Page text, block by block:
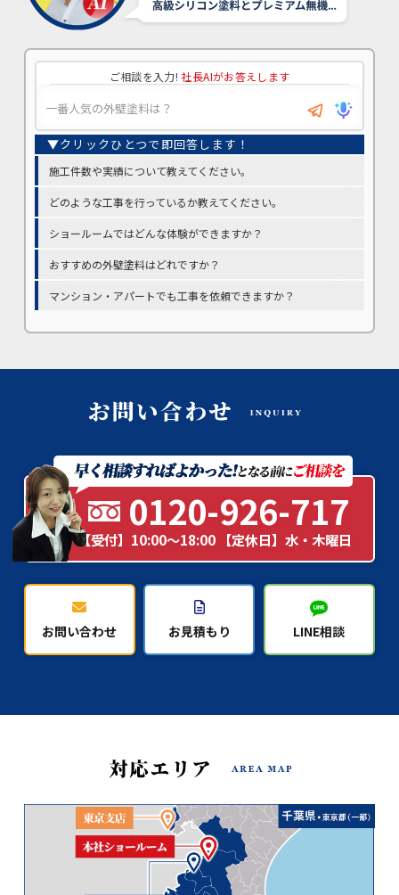
ご相談を入力! 社長AIがお答えします
施工件数や実績について教えてください。
どのような工事を行っているか教えてください。
ショールームではどんな体験ができますか？
おすすめの外壁塗料はどれですか？
マンション・アパートでも工事を依頼できますか？
0120-926-717
【受付】10:00～18:00 【定休日】水・木曜日
お問い合わせ お見積もり LINE相談